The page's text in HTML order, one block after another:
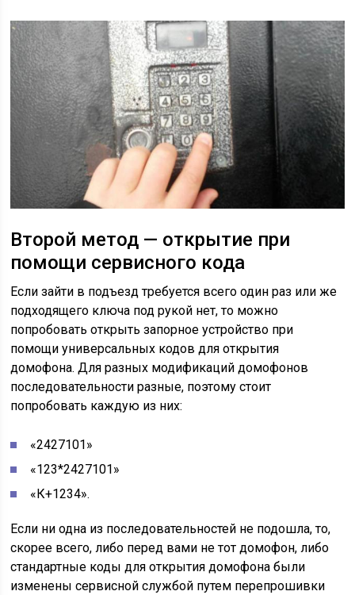
Второй метод — открытие при
помощи сервисного кода
Если зайти в подъезд требуется всего один раз или же
подходящего ключа под рукой нет, то можно
попробовать открыть запорное устройство при
помощи универсальных кодов для открытия
домофона. Для разных модификаций домофонов
последовательности разные, поэтому стоит
попробовать каждую из них:
«2427101»
«123*2427101»
«К+1234».
Если ни одна из последовательностей не подошла, то,
скорее всего, либо перед вами не тот домофон, либо
стандартные коды для открытия домофона были
изменены сервисной службой путем перепрошивки